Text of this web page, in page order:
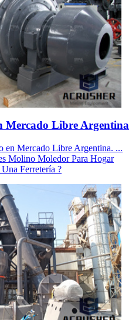
Mercado Libre Argentina
en Mercado Libre Argentina. ...
Molino Moledor Para Hogar
Ferretería ?